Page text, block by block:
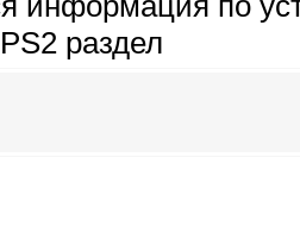
раздел